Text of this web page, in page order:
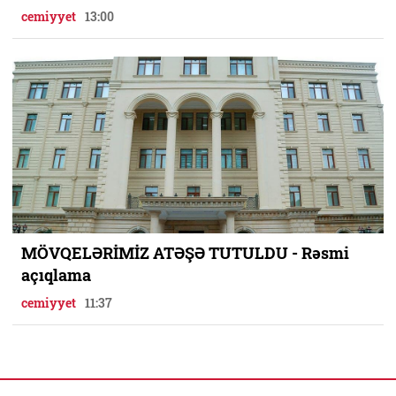
cemiyyet 13:00
MÖVQELƏRİMİZ ATƏŞƏ TUTULDU - Rəsmi
açıqlama
cemiyyet 11:37